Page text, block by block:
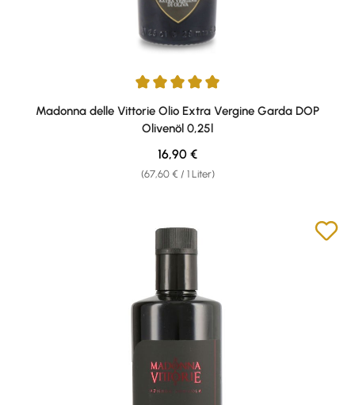
Durchschnittliche Bewertung von 5 von 5 Sternen
Madonna delle Vittorie Olio Extra Vergine Garda DOP
Olivenöl 0,25l
(67,60 € / 1 Liter)
Regulärer Preis:
16,90 €